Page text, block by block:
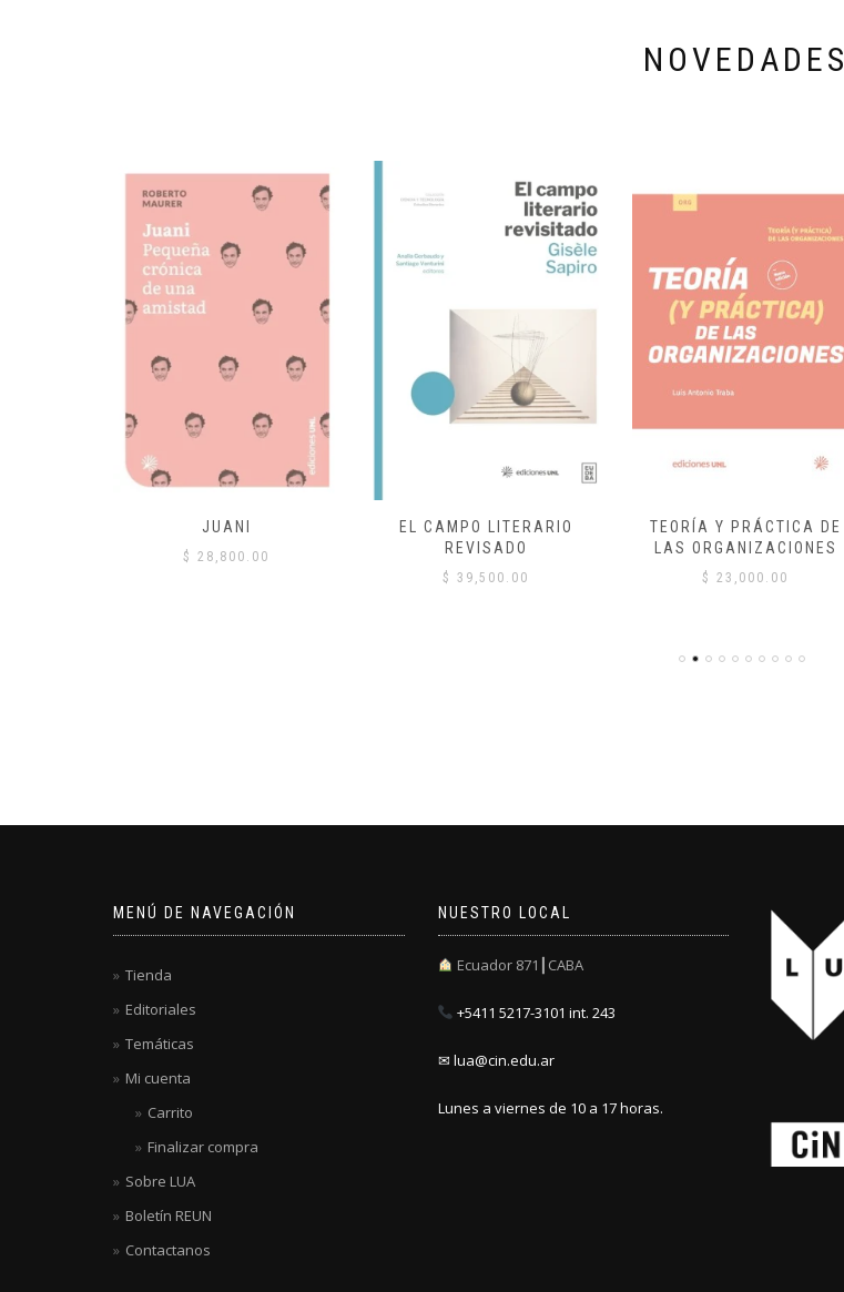
NOVEDADES
JUANI
$ 28,800.00
EL CAMPO LITERARIO
REVISADO
$ 39,500.00
TEORÍA Y PRÁCTICA DE
LAS ORGANIZACIONES
$ 23,000.00
MENÚ DE NAVEGACIÓN
Tienda
Editoriales
Temáticas
Mi cuenta
Carrito
Finalizar compra
Sobre LUA
Boletín REUN
Contactanos
NUESTRO LOCAL
Ecuador 871┃CABA
+5411 5217-3101 int. 243
✉ lua@cin.edu.ar
Lunes a viernes de 10 a 17 horas.